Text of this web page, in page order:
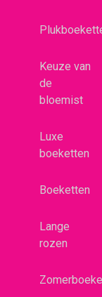
Keuze van
de
bloemist
Luxe
boeketten
Boeketten
Lange
rozen